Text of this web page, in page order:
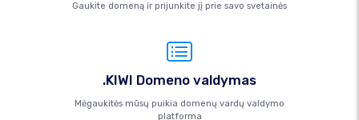
Gaukite domeną ir prijunkite jį prie savo svetainės
.KIWI Domeno valdymas
Mėgaukitės mūsų puikia domenų vardų valdymo
platforma